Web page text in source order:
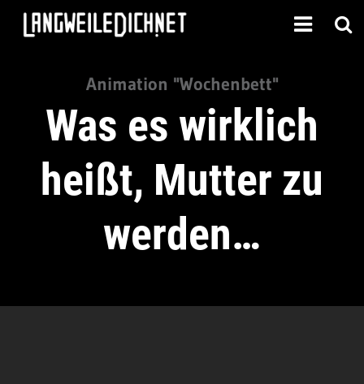
Animation "Wochenbett"
Was es wirklich
heißt, Mutter zu
werden…